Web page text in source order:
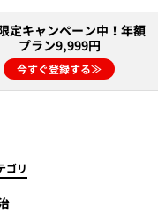
定キャンペーン中！年額
プラン9,999円
今すぐ登録する≫
ゴリ